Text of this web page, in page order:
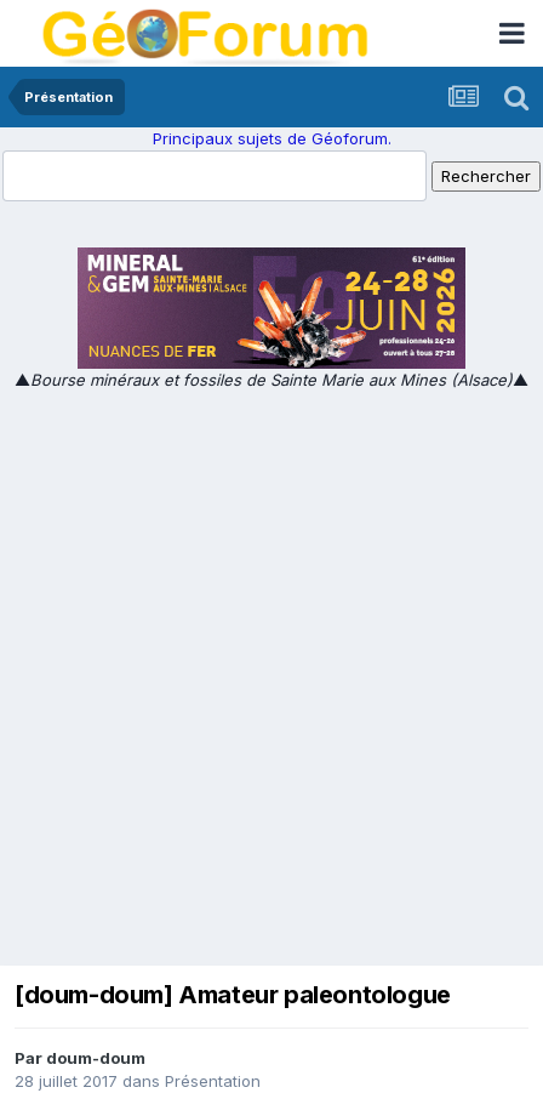
Présentation
Principaux sujets de Géoforum.
▲Bourse minéraux et fossiles de Sainte Marie aux Mines (Alsace)▲
[doum-doum] Amateur paleontologue
Par doum-doum
28 juillet 2017 dans Présentation